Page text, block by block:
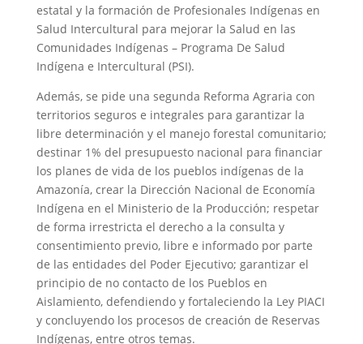
estatal y la formación de Profesionales Indígenas en
Salud Intercultural para mejorar la Salud en las
Comunidades Indígenas – Programa De Salud
Indígena e Intercultural (PSI).
Además, se pide una segunda Reforma Agraria con
territorios seguros e integrales para garantizar la
libre determinación y el manejo forestal comunitario;
destinar 1% del presupuesto nacional para financiar
los planes de vida de los pueblos indígenas de la
Amazonía, crear la Dirección Nacional de Economía
Indígena en el Ministerio de la Producción; respetar
de forma irrestricta el derecho a la consulta y
consentimiento previo, libre e informado por parte
de las entidades del Poder Ejecutivo; garantizar el
principio de no contacto de los Pueblos en
Aislamiento, defendiendo y fortaleciendo la Ley PIACI
y concluyendo los procesos de creación de Reservas
Indígenas, entre otros temas.